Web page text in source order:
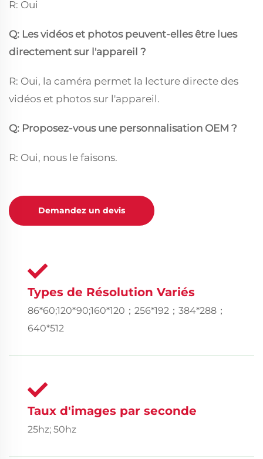
R: Oui
Q: Les vidéos et photos peuvent-elles être lues
directement sur l'appareil ?
R: Oui, la caméra permet la lecture directe des
vidéos et photos sur l'appareil.
Q: Proposez-vous une personnalisation OEM ?
R: Oui, nous le faisons.
Demandez un devis
Types de Résolution Variés
86*60;120*90;160*120；256*192；384*288；
640*512
Taux d'images par seconde
25hz; 50hz